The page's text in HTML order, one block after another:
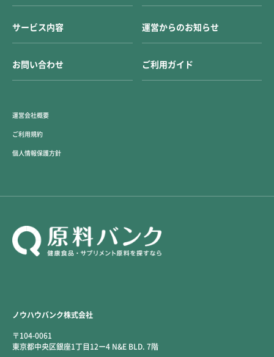
ノウハウバンク株式会社
〒104-0061
東京都中央区銀座1丁目12ー4 N&E BLD. 7階
サービス内容 運営からのお知らせ
お問い合わせ ご利用ガイド
運営会社概要
ご利用規約
個人情報保護方針